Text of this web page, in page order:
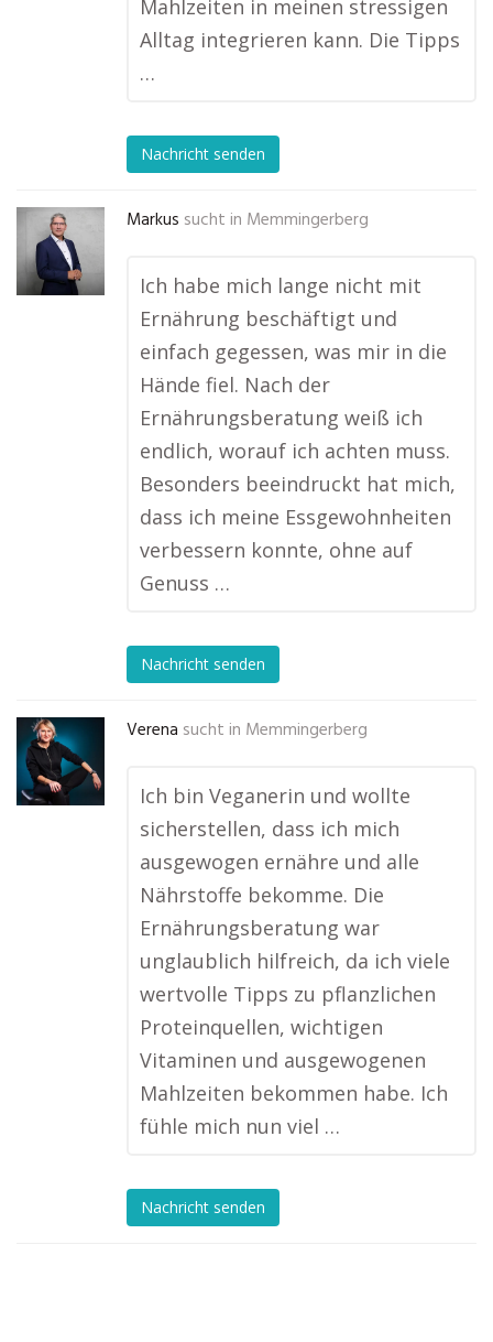
Mahlzeiten in meinen stressigen
Alltag integrieren kann. Die Tipps
…
Nachricht senden
Markus sucht in Memmingerberg
Ich habe mich lange nicht mit
Ernährung beschäftigt und
einfach gegessen, was mir in die
Hände fiel. Nach der
Ernährungsberatung weiß ich
endlich, worauf ich achten muss.
Besonders beeindruckt hat mich,
dass ich meine Essgewohnheiten
verbessern konnte, ohne auf
Genuss …
Nachricht senden
Verena sucht in Memmingerberg
Ich bin Veganerin und wollte
sicherstellen, dass ich mich
ausgewogen ernähre und alle
Nährstoffe bekomme. Die
Ernährungsberatung war
unglaublich hilfreich, da ich viele
wertvolle Tipps zu pflanzlichen
Proteinquellen, wichtigen
Vitaminen und ausgewogenen
Mahlzeiten bekommen habe. Ich
fühle mich nun viel …
Nachricht senden